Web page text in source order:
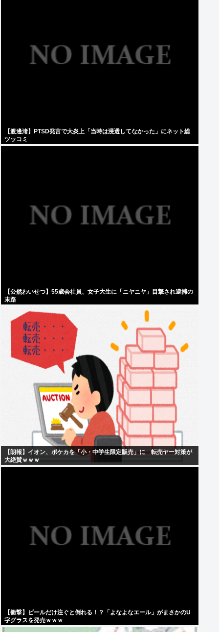
【渡邊渚】PTSD発言で大炎上「当時は浸透してなかった」にネット総
ツッコミ
【公然わいせつ】55歳会社員、女子大生に「ニヤニヤ」目撃され逮捕の
末路
【朗報】イオン、ポケカを「小・中学生限定販売」に 転売ヤー対策が
大絶賛ｗｗｗ
【衝撃】ビールだけ注ぐと倒れる！？「よなよなエール」がまさかのU
字グラスを発売ｗｗｗ